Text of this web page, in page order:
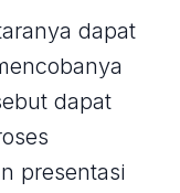
dapat
dapat
presentasi